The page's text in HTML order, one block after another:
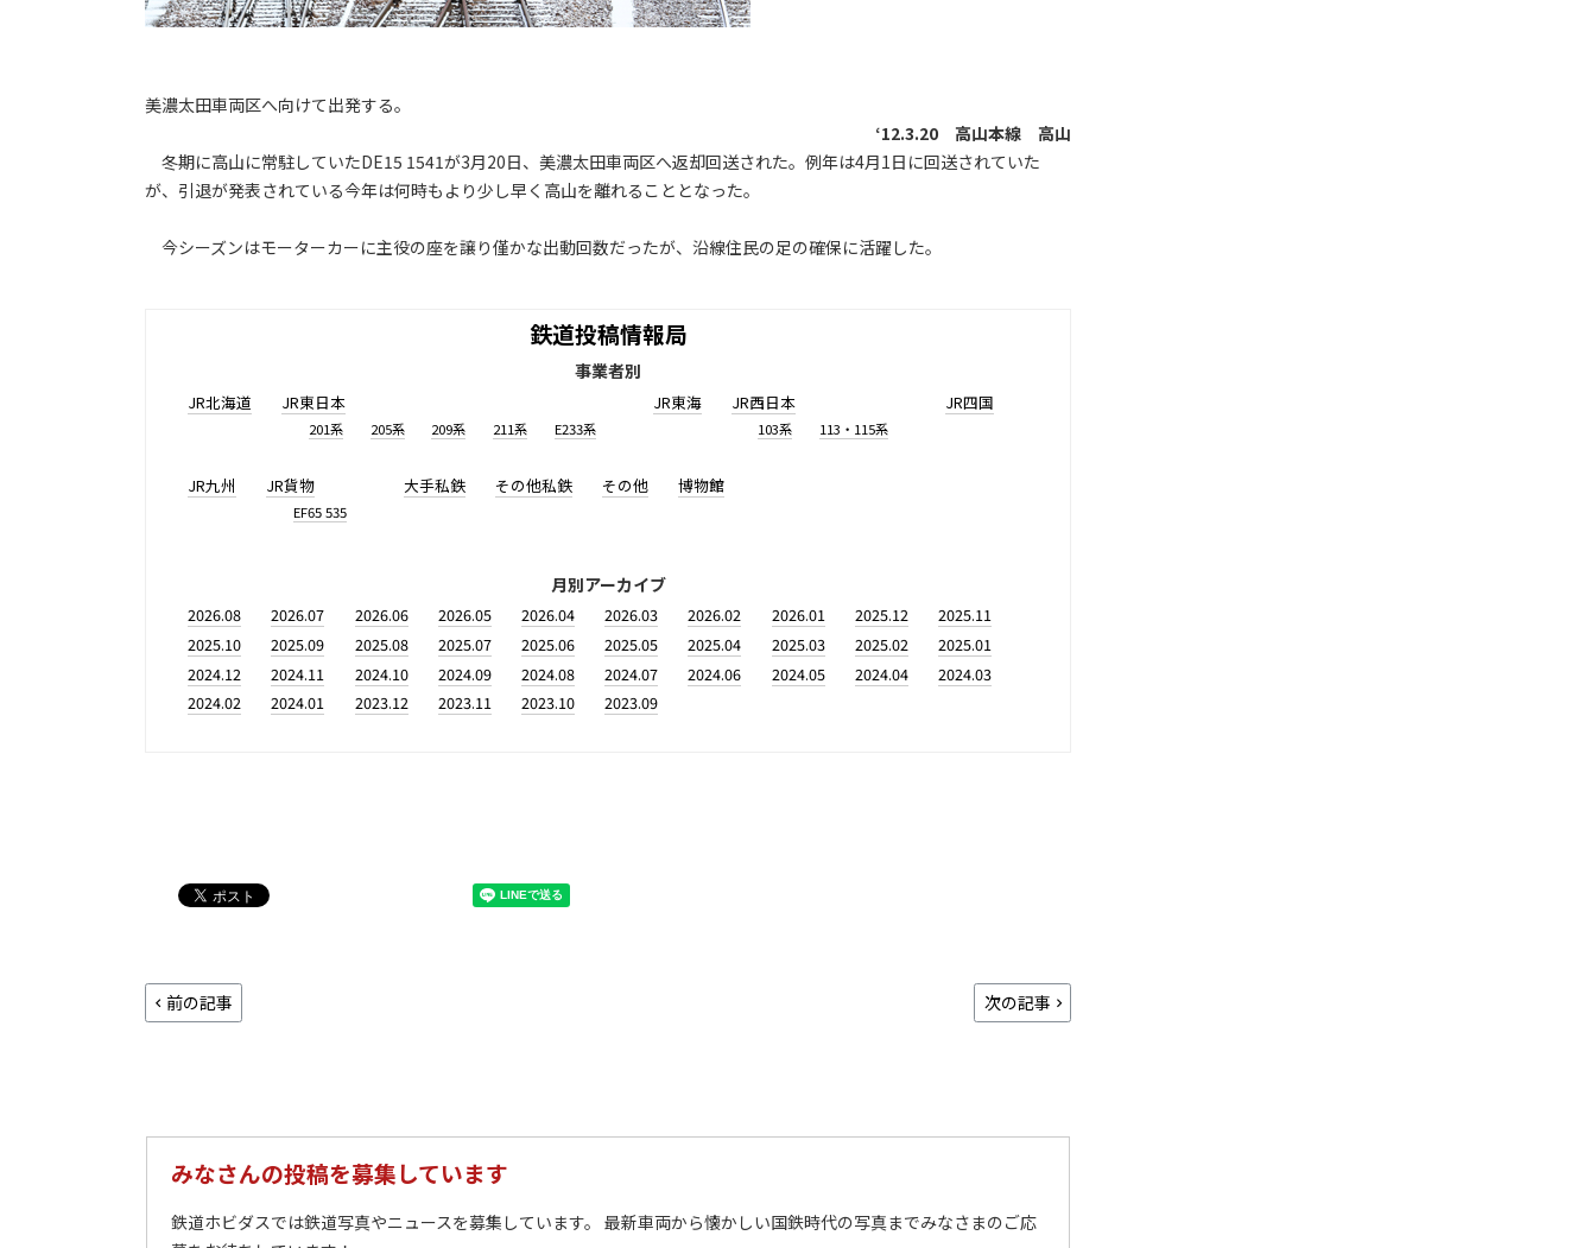
美濃太田車両区へ向けて出発する。
‘12.3.20 高山本線 高山
冬期に高山に常駐していたDE15 1541が3月20日、美濃太田車両区へ返却回送された。例年は4月1日に回送されていた
が、引退が発表されている今年は何時もより少し早く高山を離れることとなった。
今シーズンはモーターカーに主役の座を譲り僅かな出動回数だったが、沿線住民の足の確保に活躍した。
鉄道投稿情報局
事業者別
JR北海道 JR東日本
201系 205系 209系 211系 E233系
JR東海 JR西日本
103系 113・115系
JR四国
JR九州 JR貨物
EF65 535
大手私鉄 その他私鉄 その他 博物館
月別アーカイブ
2026.08 2026.07 2026.06 2026.05 2026.04 2026.03 2026.02 2026.01 2025.12
2025.11
2025.10
2025.09 2025.08 2025.07 2025.06 2025.05 2025.04 2025.03 2025.02
2025.01
2024.12
2024.11 2024.10 2024.09 2024.08 2024.07 2024.06 2024.05 2024.04
2024.03
2024.02
2024.01 2023.12 2023.11 2023.10 2023.09
前の記事 次の記事
みなさんの投稿を募集しています
鉄道ホビダスでは鉄道写真やニュースを募集しています。 最新車両から懐かしい国鉄時代の写真までみなさまのご応